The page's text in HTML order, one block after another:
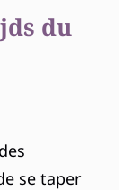
du
se taper